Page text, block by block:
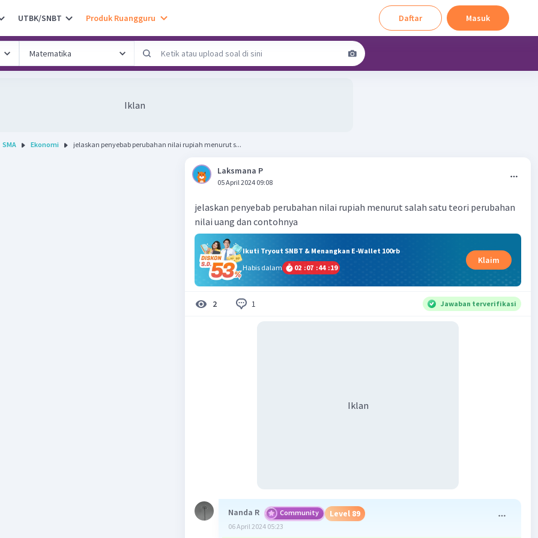
UTBK/SNBT Produk Ruangguru Daftar Masuk
Iklan
SMA Ekonomi jelaskan penyebab perubahan nilai rupiah menurut s...
Laksmana P
05 April 2024 09:08
jelaskan penyebab perubahan nilai rupiah menurut salah satu teori perubahan
nilai uang dan contohnya
Ikuti Tryout SNBT & Menangkan E-Wallet 100rb
Habis dalam
02 :07 :44 :18
Klaim
2 1 Jawaban terverifikasi
Iklan
Nanda R Community Level 89
06 April 2024 05:23